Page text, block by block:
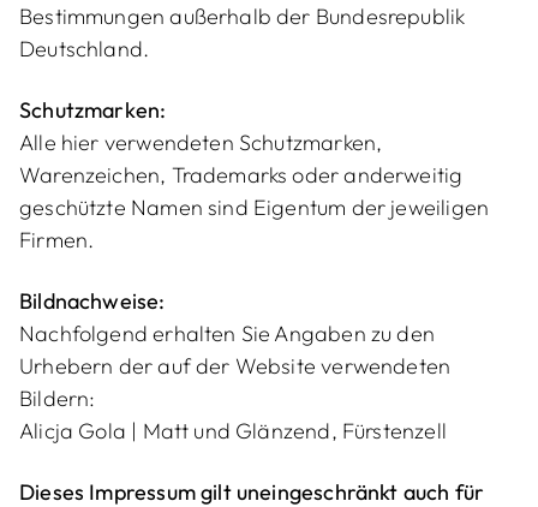
Bestimmungen außerhalb der Bundesrepublik
Deutschland.
Schutzmarken:
Alle hier verwendeten Schutzmarken,
Warenzeichen, Trademarks oder anderweitig
geschützte Namen sind Eigentum der jeweiligen
Firmen.
Bildnachweise:
Nachfolgend erhalten Sie Angaben zu den
Urhebern der auf der Website verwendeten
Bildern:
Alicja Gola | Matt und Glänzend, Fürstenzell
Dieses Impressum gilt uneingeschränkt auch für